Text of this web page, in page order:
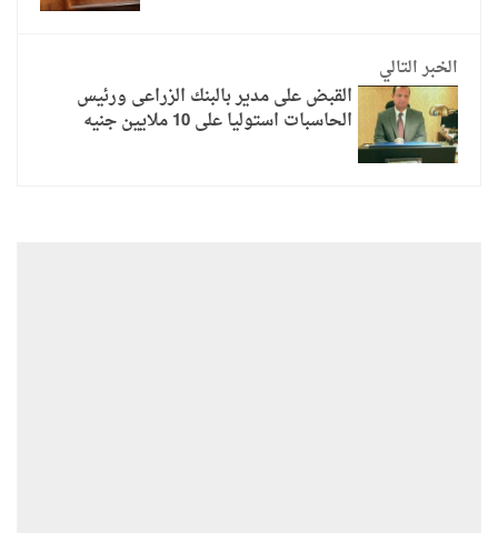
الخبر التالي
القبض على مدير بالبنك الزراعى ورئيس
الحاسبات استوليا على 10 ملايين جنيه